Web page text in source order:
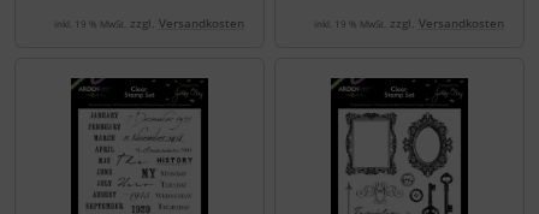
inkl. 19 % MwSt. zzgl. Versandkosten inkl. 19 % MwSt. zzgl. Versandkosten